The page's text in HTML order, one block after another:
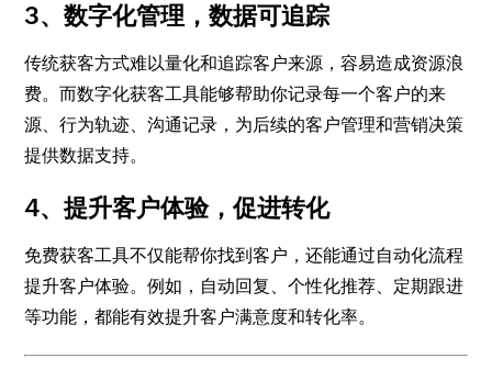
3、数字化管理，数据可追踪
传统获客方式难以量化和追踪客户来源，容易造成资源浪
费。而数字化获客工具能够帮助你记录每一个客户的来
源、行为轨迹、沟通记录，为后续的客户管理和营销决策
提供数据支持。
4、提升客户体验，促进转化
免费获客工具不仅能帮你找到客户，还能通过自动化流程
提升客户体验。例如，自动回复、个性化推荐、定期跟进
等功能，都能有效提升客户满意度和转化率。